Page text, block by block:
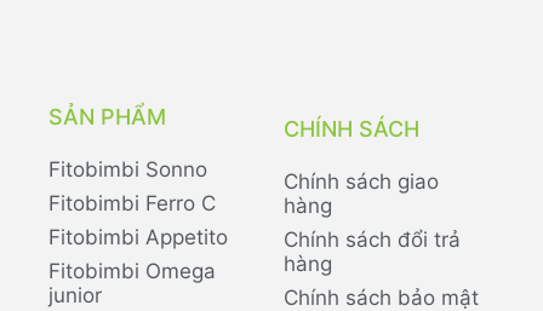
SẢN PHẨM
Fitobimbi Sonno
Fitobimbi Ferro C
Fitobimbi Appetito
Fitobimbi Omega
junior
CHÍNH SÁCH
Chính sách giao
hàng
Chính sách đổi trả
hàng
Chính sách bảo mật